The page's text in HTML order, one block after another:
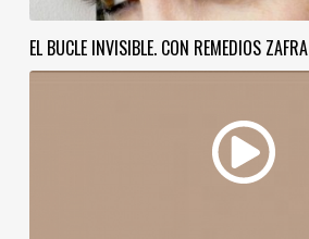
EL BUCLE INVISIBLE. CON REMEDIOS ZAFRA